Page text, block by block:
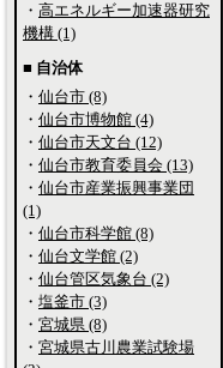
・ 高エネルギー加速器研究
機構 (1)
■ 自治体
・ 仙台市 (8)
・ 仙台市博物館 (4)
・ 仙台市天文台 (12)
・ 仙台市教育委員会 (13)
・ 仙台市産業振興事業団
(1)
・ 仙台市科学館 (8)
・ 仙台文学館 (2)
・ 仙台管区気象台 (2)
・ 塩釜市 (3)
・ 宮城県 (8)
・ 宮城県古川農業試験場